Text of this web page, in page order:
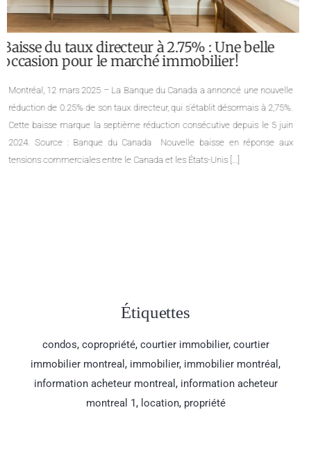
Analyse du marché immobilier montréalais
pour Janvier 2025 : Statistiques et Tendances
par Quartier
Notre équipe de courtiers immobiliers à Montréal vous présente les
dernières données statistiques de l’APCIQ et Centris pour l’Île de Montréal
ainsi que pour plusieurs de ses quartiers, couvrant le mois de janvier
2025. Portrait global de l’immobilier sur l’île de Montréal Le marché
Étiquettes
condos, copropriété, courtier immobilier, courtier
immobilier montreal , immobilier, immobilier montréal ,
information acheteur montreal , information acheteur
montreal 1, location, propriété